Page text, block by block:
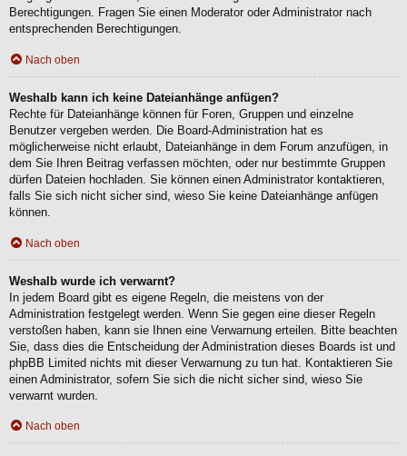
Berechtigungen. Fragen Sie einen Moderator oder Administrator nach
entsprechenden Berechtigungen.
Nach oben
Weshalb kann ich keine Dateianhänge anfügen?
Rechte für Dateianhänge können für Foren, Gruppen und einzelne
Benutzer vergeben werden. Die Board-Administration hat es
möglicherweise nicht erlaubt, Dateianhänge in dem Forum anzufügen, in
dem Sie Ihren Beitrag verfassen möchten, oder nur bestimmte Gruppen
dürfen Dateien hochladen. Sie können einen Administrator kontaktieren,
falls Sie sich nicht sicher sind, wieso Sie keine Dateianhänge anfügen
können.
Nach oben
Weshalb wurde ich verwarnt?
In jedem Board gibt es eigene Regeln, die meistens von der
Administration festgelegt werden. Wenn Sie gegen eine dieser Regeln
verstoßen haben, kann sie Ihnen eine Verwarnung erteilen. Bitte beachten
Sie, dass dies die Entscheidung der Administration dieses Boards ist und
phpBB Limited nichts mit dieser Verwarnung zu tun hat. Kontaktieren Sie
einen Administrator, sofern Sie sich die nicht sicher sind, wieso Sie
verwarnt wurden.
Nach oben